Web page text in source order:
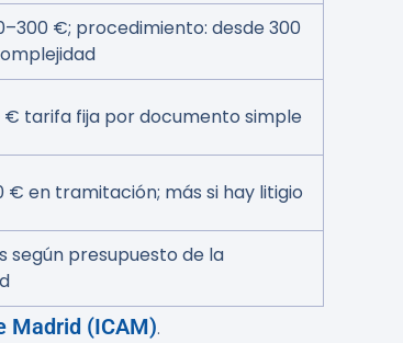
€; procedimiento: desde 300
€ tarifa fija por documento simple
€ en tramitación; más si hay litigio
según presupuesto de la
Madrid (ICAM).